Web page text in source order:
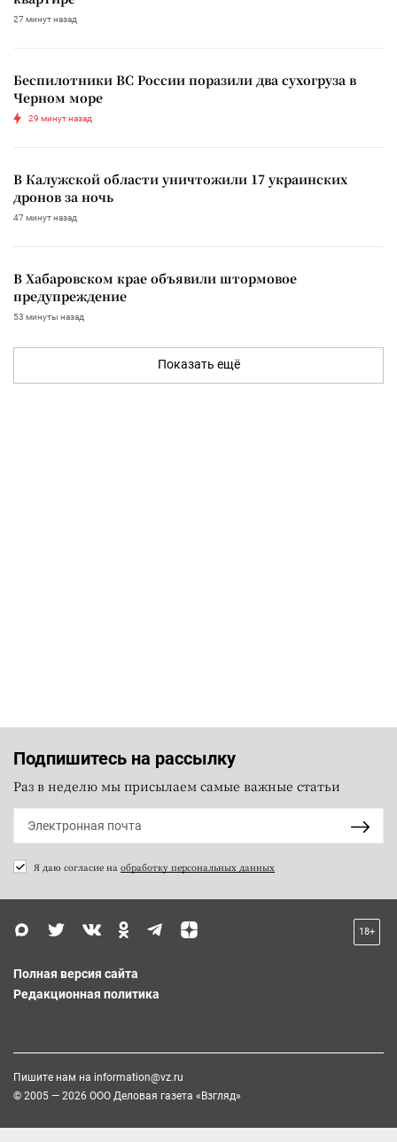
27 минут назад
Беспилотники ВС России поразили два сухогруза в
Черном море
29 минут назад
В Калужской области уничтожили 17 украинских
дронов за ночь
47 минут назад
В Хабаровском крае объявили штормовое
предупреждение
53 минуты назад
Показать ещё
Подпишитесь на рассылку
Раз в неделю мы присылаем самые важные статьи
Я даю согласие на обработку персональных данных
18+
Полная версия сайта
Редакционная политика
Пишите нам на information@vz.ru
© 2005 — 2026 ООО Деловая газета «Взгляд»